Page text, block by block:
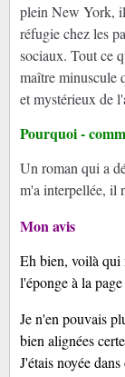
plein New York,
réfugie chez les
sociaux. Tout ce
maître minuscule
et mystérieux de
Pourquoi -
Un roman qui a
m'a interpellée, il
Mon avis
Eh bien, voilà qui
l'éponge à la
Je n'en pouvais
bien alignées
J'étais noyée